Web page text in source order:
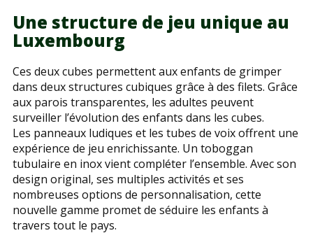
Une structure de jeu unique au
Luxembourg
Ces deux cubes permettent aux enfants de grimper
dans deux structures cubiques grâce à des filets. Grâce
aux parois transparentes, les adultes peuvent
surveiller l’évolution des enfants dans les cubes.
Les panneaux ludiques et les tubes de voix offrent une
expérience de jeu enrichissante. Un toboggan
tubulaire en inox vient compléter l’ensemble. Avec son
design original, ses multiples activités et ses
nombreuses options de personnalisation, cette
nouvelle gamme promet de séduire les enfants à
travers tout le pays.